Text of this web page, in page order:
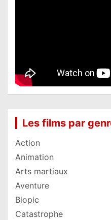
Les films par
Action
Animation
Arts martiaux
Aventure
Biopic
Catastrophe